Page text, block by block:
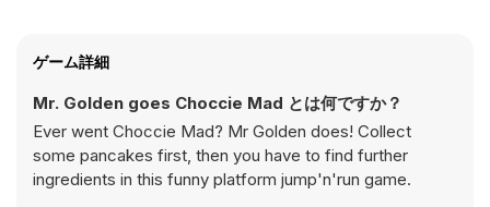
ゲーム詳細
Mr. Golden goes Choccie Mad とは何ですか？
Ever went Choccie Mad? Mr Golden does! Collect
some pancakes first, then you have to find further
ingredients in this funny platform jump'n'run game.